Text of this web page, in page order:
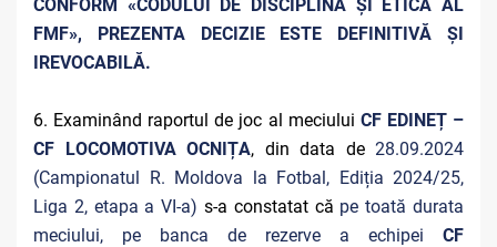
CONFORM «CODULUI DE DISCIPLINĂ ȘI ETICĂ AL
FMF», PREZENTA DECIZIE ESTE DEFINITIVĂ ŞI
IREVOCABILĂ.
6. Examinând raportul de joc al meciului CF EDINEȚ –
CF LOCOMOTIVA OCNIȚA, din data de 28.09.2024
(Campionatul R. Moldova la Fotbal, Ediția 2024/25,
Liga 2, etapa a VI-a) s-a constatat că pe toată durata
meciului, pe banca de rezerve a echipei CF